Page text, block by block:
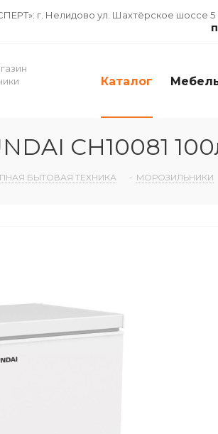
г. Нелидово ул. Шахтёрское шоссе 5
Каталог
CH10081
БЫТОВАЯ ТЕХНИКА - МОРОЗИЛЬНИКИ